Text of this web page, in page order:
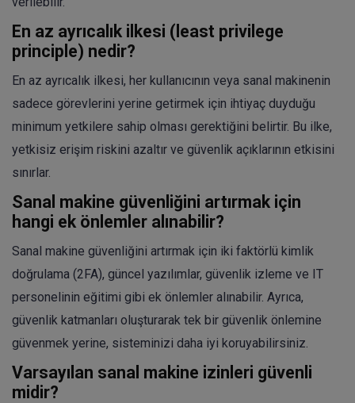
En az ayrıcalık ilkesi (least privilege
principle) nedir?
En az ayrıcalık ilkesi, her kullanıcının veya sanal makinenin
sadece görevlerini yerine getirmek için ihtiyaç duyduğu
minimum yetkilere sahip olması gerektiğini belirtir. Bu ilke,
yetkisiz erişim riskini azaltır ve güvenlik açıklarının etkisini
sınırlar.
Sanal makine güvenliğini artırmak için
hangi ek önlemler alınabilir?
Sanal makine güvenliğini artırmak için iki faktörlü kimlik
doğrulama (2FA), güncel yazılımlar, güvenlik izleme ve IT
personelinin eğitimi gibi ek önlemler alınabilir. Ayrıca,
güvenlik katmanları oluşturarak tek bir güvenlik önlemine
güvenmek yerine, sisteminizi daha iyi koruyabilirsiniz.
Varsayılan sanal makine izinleri güvenli
midir?